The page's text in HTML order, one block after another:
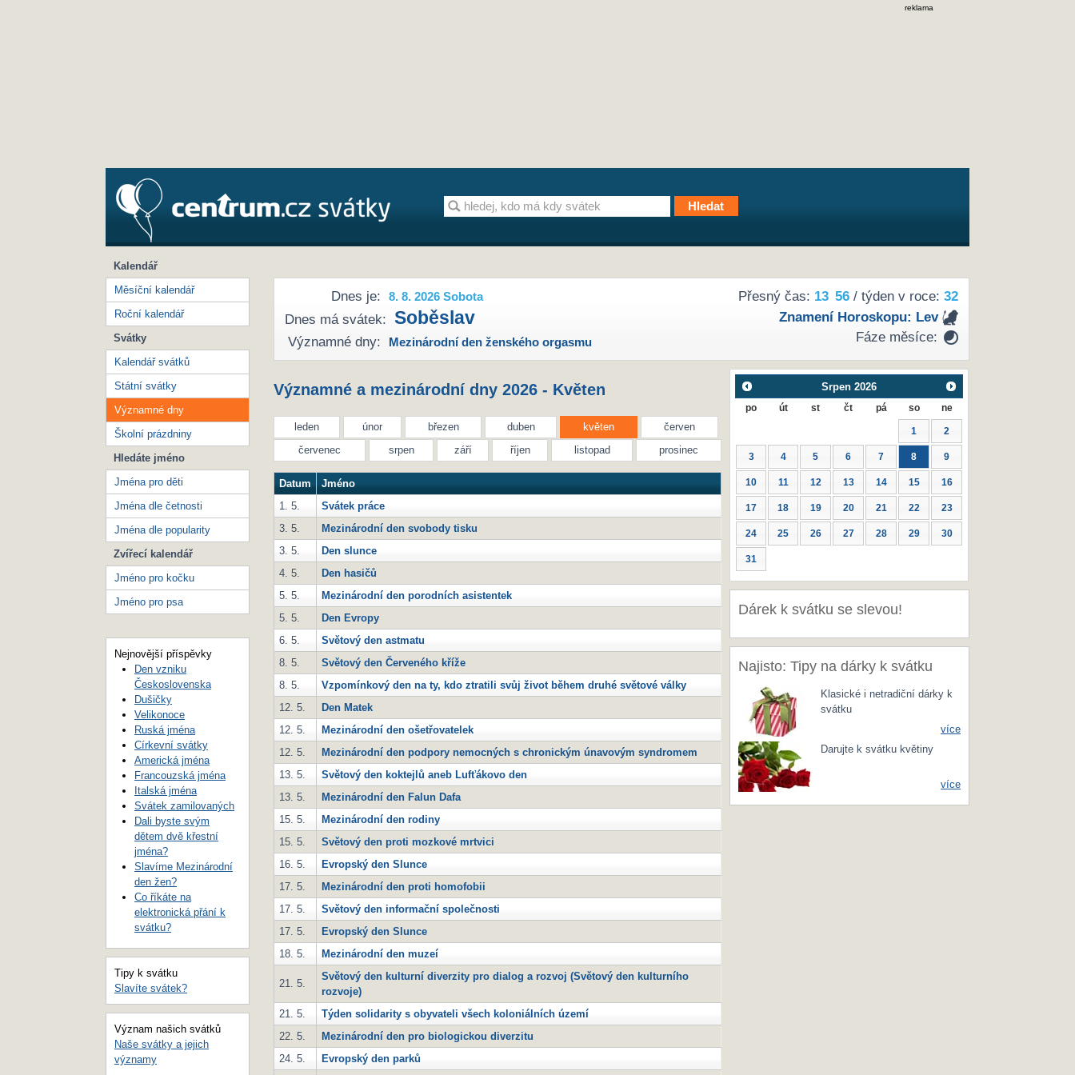
reklama
Přesný čas: 13 56/ týden v roce: 32
Znamení Horoskopu: Lev
Fáze měsíce:
Dnes je: 8. 8. 2026 Sobota
Dnes má svátek: Soběslav
Významné dny: Mezinárodní den ženského orgasmu
Významné a mezinárodní dny 2026 - Květen
leden únor březen duben květen
červen
červenec
srpen září říjen listopad prosinec
Datum
Jméno
1. 5.
Svátek práce
3. 5.
Mezinárodní den svobody tisku
3. 5.
Den slunce
4. 5.
Den hasičů
5. 5.
Mezinárodní den porodních asistentek
5. 5.
Den Evropy
6. 5.
Světový den astmatu
8. 5.
Světový den Červeného kříže
8. 5.
Vzpomínkový den na ty, kdo ztratili svůj život během druhé světové války
12. 5.
Den Matek
12. 5.
Mezinárodní den ošetřovatelek
12. 5.
Mezinárodní den podpory nemocných s chronickým únavovým syndromem
13. 5.
Světový den koktejlů aneb Lufťákovo den
13. 5.
Mezinárodní den Falun Dafa
15. 5.
Mezinárodní den rodiny
15. 5.
Světový den proti mozkové mrtvici
16. 5.
Evropský den Slunce
17. 5.
Mezinárodní den proti homofobii
17. 5.
Světový den informační společnosti
17. 5.
Evropský den Slunce
18. 5.
Mezinárodní den muzeí
21. 5.
Světový den kulturní diverzity pro dialog a rozvoj (Světový den kulturního
rozvoje)
21. 5.
Týden solidarity s obyvateli všech koloniálních území
22. 5.
Mezinárodní den pro biologickou diverzitu
24. 5.
Evropský den parků
Srpen 2026
po út st čt pá so ne
1 2
3 4 5 6 7 8 9
10 11 12 13 14 15 16
17 18 19 20 21 22 23
24 25 26 27 28 29 30
31
Dárek k svátku se slevou!
Najisto: Tipy na dárky k svátku
Klasické i netradiční dárky k
svátku
více
Darujte k svátku květiny
více
Kalendář
Měsíční kalendář
Roční kalendář
Svátky
Kalendář svátků
Státní svátky
Významné dny
Školní prázdniny
Hledáte jméno
Jména pro děti
Jména dle četnosti
Jména dle popularity
Zvířecí kalendář
Jméno pro kočku
Jméno pro psa
Nejnovější příspěvky
Den vzniku
Československa
Dušičky
Velikonoce
Ruská jména
Církevní svátky
Americká jména
Francouzská jména
Italská jména
Svátek zamilovaných
Dali byste svým
dětem dvě křestní
jména?
Slavíme Mezinárodní
den žen?
Co říkáte na
elektronická přání k
svátku?
Tipy k svátku
Slavíte svátek?
Význam našich svátků
Naše svátky a jejich
významy